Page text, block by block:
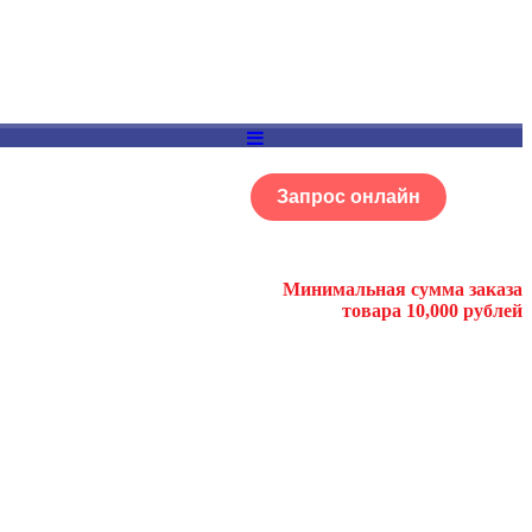
Запрос онлайн
Минимальная сумма заказа
товара 10,000 рублей